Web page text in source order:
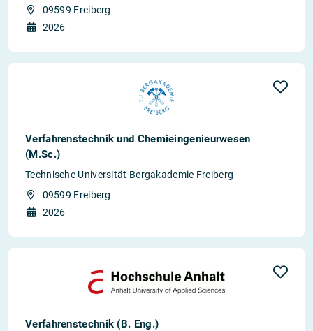
09599 Freiberg
2026
Verfahrenstechnik und Chemieingenieurwesen
(M.Sc.)
Technische Universität Bergakademie Freiberg
09599 Freiberg
2026
Verfahrenstechnik (B. Eng.)